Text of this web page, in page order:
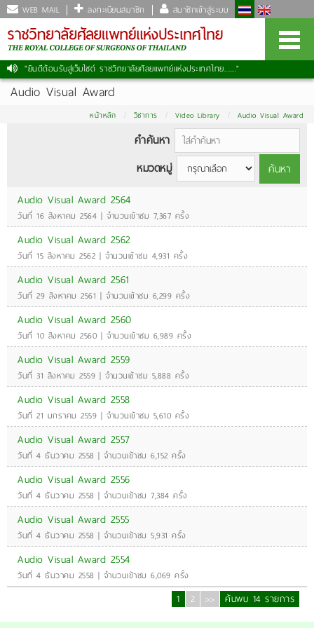
WEB MAIL ลงทะเบียนสมาชิก สมาชิกเข้าสู่ระบบ
"ยินดีต้อนรับสู่เว็บไซต์ ราชวิทยาลัยศัลยแพทย์แห่งประเทศไทย......."
Audio Visual Award
หน้าหลัก วิชาการ Video Library Audio Visual Award
คำค้นหา
หมวดหมู่
ค้นหา
Audio Visual Award 2564
วันที่ 16 สิงหาคม 2564 | จำนวนเข้าชม 7,367 ครั้ง
Audio Visual Award 2562
วันที่ 15 สิงหาคม 2562 | จำนวนเข้าชม 4,931 ครั้ง
Audio Visual Award 2561
วันที่ 29 สิงหาคม 2561 | จำนวนเข้าชม 6,299 ครั้ง
Audio Visual Award 2560
วันที่ 10 สิงหาคม 2560 | จำนวนเข้าชม 6,989 ครั้ง
Audio Visual Award 2559
วันที่ 31 สิงหาคม 2559 | จำนวนเข้าชม 5,888 ครั้ง
Audio Visual Award 2558
วันที่ 21 มกราคม 2559 | จำนวนเข้าชม 5,610 ครั้ง
Audio Visual Award 2557
วันที่ 4 ธันวาคม 2558 | จำนวนเข้าชม 6,152 ครั้ง
Audio Visual Award 2556
วันที่ 4 ธันวาคม 2558 | จำนวนเข้าชม 7,384 ครั้ง
Audio Visual Award 2555
วันที่ 4 ธันวาคม 2558 | จำนวนเข้าชม 5,931 ครั้ง
Audio Visual Award 2554
วันที่ 4 ธันวาคม 2558 | จำนวนเข้าชม 6,069 ครั้ง
1 2 >> ค้นพบ 14 รายการ